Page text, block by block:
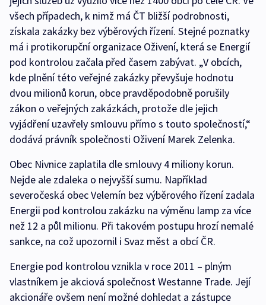
všech případech, k nimž má ČT bližší podrobnosti,
získala zakázky bez výběrových řízení. Stejné poznatky
má i protikorupční organizace Oživení, která se Energií
pod kontrolou začala před časem zabývat. „V obcích,
kde plnění této veřejné zakázky převyšuje hodnotu
dvou milionů korun, obce pravděpodobně porušily
zákon o veřejných zakázkách, protože dle jejich
vyjádření uzavřely smlouvu přímo s touto společností,“
dodává právník společnosti Oživení Marek Zelenka.
Obec Nivnice zaplatila dle smlouvy 4 miliony korun.
Nejde ale zdaleka o nejvyšší sumu. Například
severočeská obec Velemín bez výběrového řízení zadala
Energii pod kontrolou zakázku na výměnu lamp za více
než 12 a půl milionu. Při takovém postupu hrozí nemalé
sankce, na což upozornil i Svaz měst a obcí ČR.
Energie pod kontrolou vznikla v roce 2011 – plným
vlastníkem je akciová společnost Westanne Trade. Její
akcionáře ovšem není možné dohledat a zástupce